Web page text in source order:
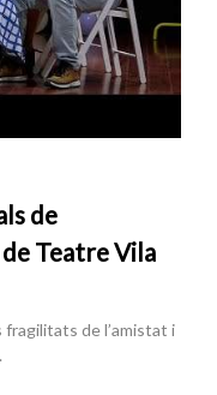
de
Teatre Vila
de l’amistat i